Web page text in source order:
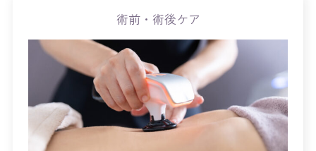
術前・術後ケア